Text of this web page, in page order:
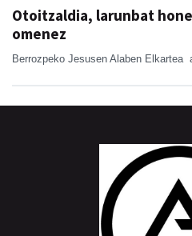
Otoitzaldia, larunbat
omenez
Berrozpeko Jesusen Alaben Elkartea